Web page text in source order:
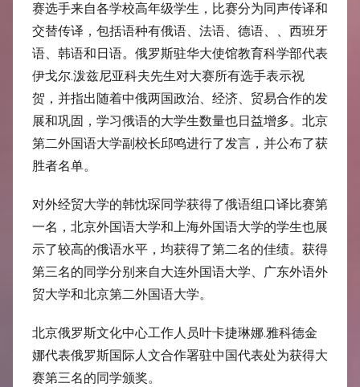
赛选手来自各学校高年级学生，比赛分为同声传译和
交替传译，包括语种有俄语、法语、德语、、西班牙
语、韩语和日语。俄罗斯驻华大使馆教育科学部代表
伊戈尔.泼兹尼亚科夫先生对大赛所有选手表示祝
贺，并指出随着中俄两国政治、经济、贸易合作的发
展和巩固，学习俄语的大学生数量也日益增多。北京
第二外国语大学副校长邱鸣进行了发言，并公布了获
胜者名单。
对外经贸大学的韩忱琛同学获得了俄语组口译比赛第
一名，北京外国语大学和上海外国语大学的学生也展
示了较高的俄语水平，均获得了第二名的佳绩。获得
第三名的同学分别来自大连外国语大学、广东外语外
贸大学和北京第二外国语大学。
北京俄罗斯文化中心工作人员叶卡捷琳娜.雅科德金
娜代表俄罗斯国际人文合作署驻中国代表处为获得大
赛第三名的同学颁奖。